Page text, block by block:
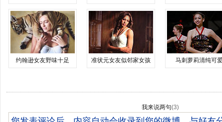
约翰逊女友野味十足 准状元女友似邻家女孩 马刺萝莉清纯可
我来说两句(3)